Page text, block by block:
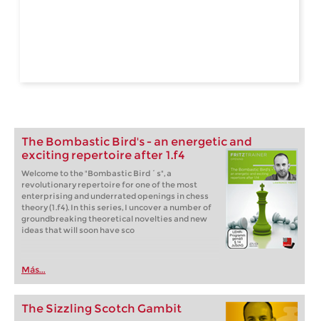
The Bombastic Bird's - an energetic and
exciting repertoire after 1.f4
Welcome to the "Bombastic Bird´s", a
revolutionary repertoire for one of the most
enterprising and underrated openings in chess
theory (1.f4). In this series, I uncover a number of
groundbreaking theoretical novelties and new
ideas that will soon have sco
Más...
The Sizzling Scotch Gambit